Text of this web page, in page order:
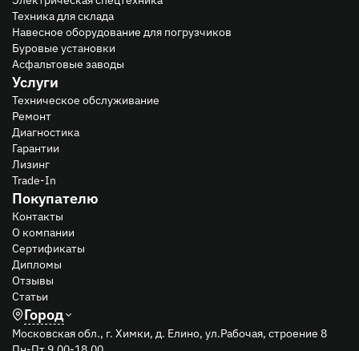
Техника для склада
Навесное оборудование для погрузчиков
Буровые установки
Асфальтовые заводы
Услуги
Техническое обслуживание
Ремонт
Диагностика
Гарантии
Лизинг
Trade-In
Покупателю
Контакты
О компании
Сертификаты
Дипломы
Отзывы
Статьи
Город
Московская обл., г. Химки, д. Елино, ул.Рабочая, строение 8
Пн-Пт 9.00-18.00